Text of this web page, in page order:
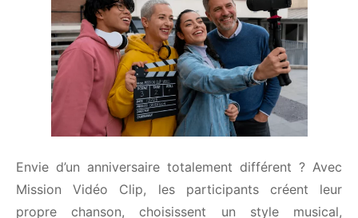
Mission Vidéo Clip, les participants créent leur
propre chanson, choisissent un style musical,